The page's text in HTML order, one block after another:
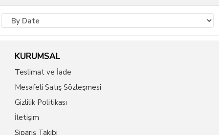
KURUMSAL
Teslimat ve İade
Mesafeli Satış Sözleşmesi
Gizlilik Politikası
İletişim
Sipariş Takibi